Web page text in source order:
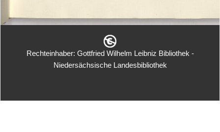
Rechteinhaber: Gottfried Wilhelm Leibniz Bibliothek -
Niedersächsische Landesbibliothek